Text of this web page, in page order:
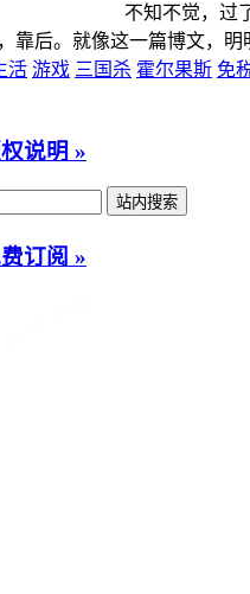
不知不觉，过
靠后。就像这一篇博文，明
活 游戏 三国杀 霍尔果斯 免
说明 »
订阅 »